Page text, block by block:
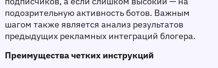
подозрительную активность ботов. Важным
шагом также является анализ результатов
предыдущих рекламных интеграций блогера.
Преимущества четких инструкций